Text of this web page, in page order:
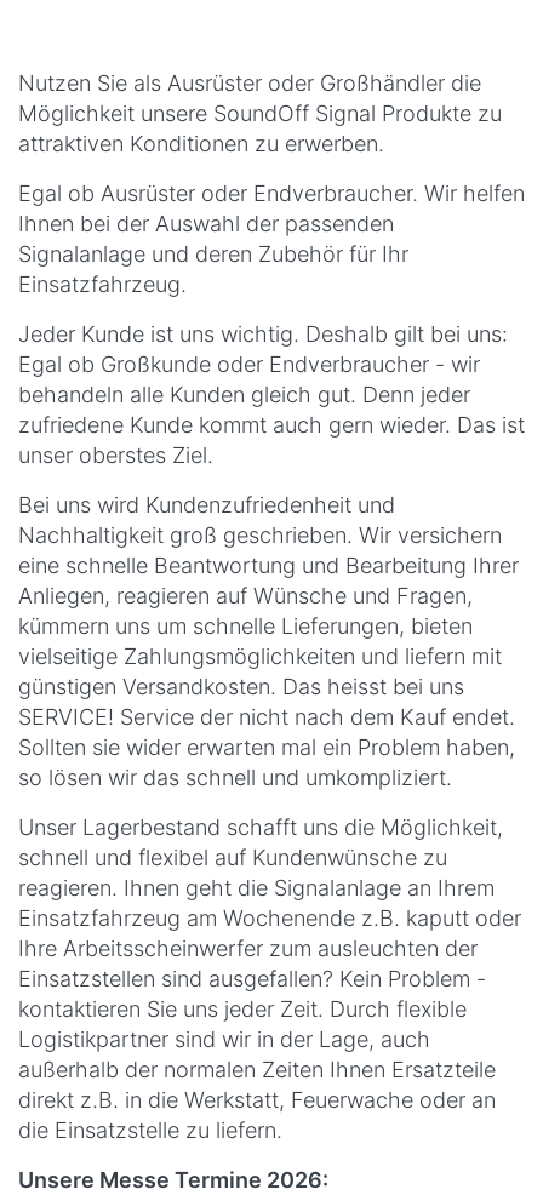
Nutzen Sie als Ausrüster oder Großhändler die
Möglichkeit unsere SoundOff Signal Produkte zu
attraktiven Konditionen zu erwerben.
Egal ob Ausrüster oder Endverbraucher. Wir helfen
Ihnen bei der Auswahl der passenden
Signalanlage und deren Zubehör für Ihr
Einsatzfahrzeug.
Jeder Kunde ist uns wichtig. Deshalb gilt bei uns:
Egal ob Großkunde oder Endverbraucher - wir
behandeln alle Kunden gleich gut. Denn jeder
zufriedene Kunde kommt auch gern wieder. Das ist
unser oberstes Ziel.
Bei uns wird Kundenzufriedenheit und
Nachhaltigkeit groß geschrieben. Wir versichern
eine schnelle Beantwortung und Bearbeitung Ihrer
Anliegen, reagieren auf Wünsche und Fragen,
kümmern uns um schnelle Lieferungen, bieten
vielseitige Zahlungsmöglichkeiten und liefern mit
günstigen Versandkosten. Das heisst bei uns
SERVICE! Service der nicht nach dem Kauf endet.
Sollten sie wider erwarten mal ein Problem haben,
so lösen wir das schnell und umkompliziert.
Unser Lagerbestand schafft uns die Möglichkeit,
schnell und flexibel auf Kundenwünsche zu
reagieren. Ihnen geht die Signalanlage an Ihrem
Einsatzfahrzeug am Wochenende z.B. kaputt oder
Ihre Arbeitsscheinwerfer zum ausleuchten der
Einsatzstellen sind ausgefallen? Kein Problem -
kontaktieren Sie uns jeder Zeit. Durch flexible
Logistikpartner sind wir in der Lage, auch
außerhalb der normalen Zeiten Ihnen Ersatzteile
direkt z.B. in die Werkstatt, Feuerwache oder an
die Einsatzstelle zu liefern.
Unsere Messe Termine 2026: